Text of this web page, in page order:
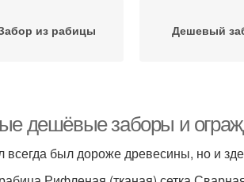
из рабицы Дешевый
дешёвые заборы и
всегда был дороже древесины, но и